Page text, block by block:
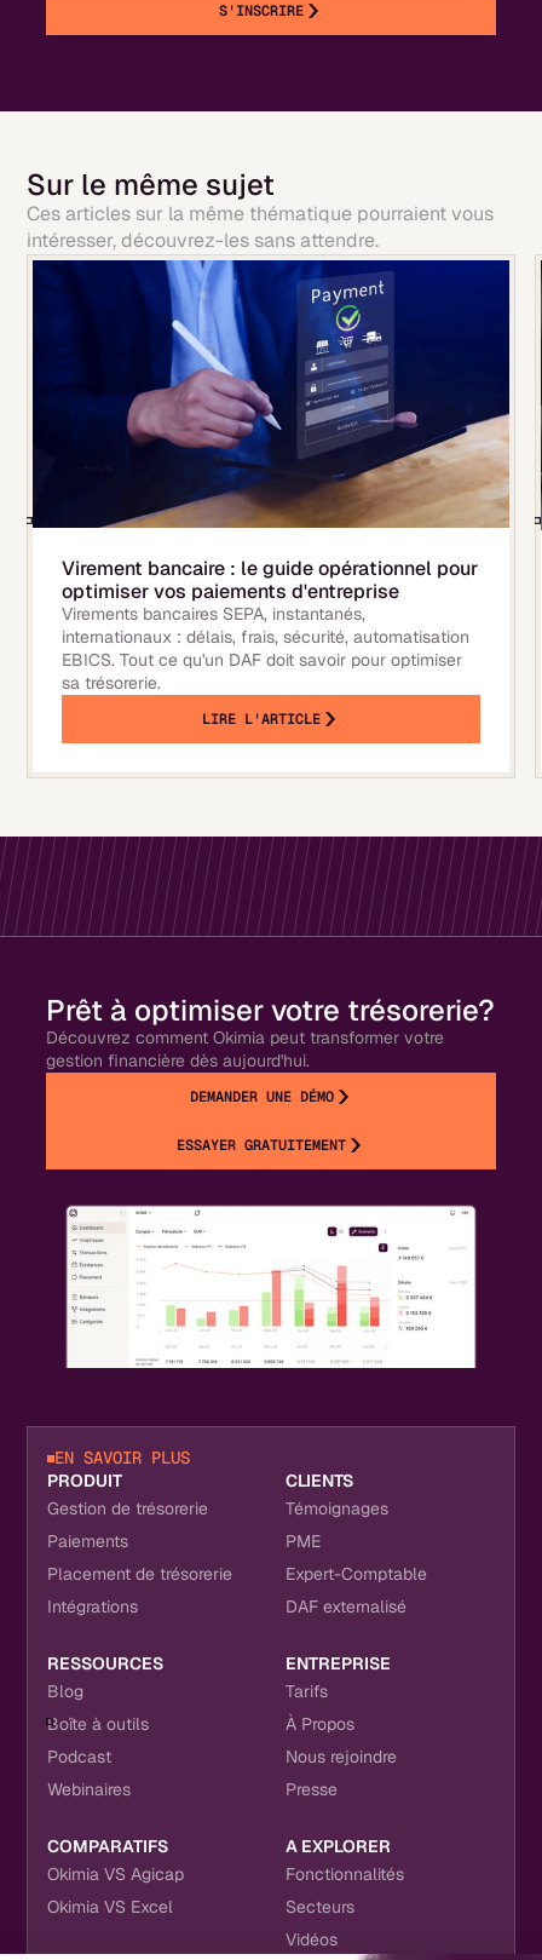
S'INSCRIRE
Sur le même sujet
Ces articles sur la même thématique pourraient vous
intéresser, découvrez-les sans attendre.
Virement bancaire : le guide opérationnel pour
optimiser vos paiements d'entreprise
Virements bancaires SEPA, instantanés,
internationaux : délais, frais, sécurité, automatisation
EBICS. Tout ce qu'un DAF doit savoir pour optimiser
sa trésorerie.
LIRE L'ARTICLE
Prêt à optimiser votre trésorerie?
Découvrez comment Okimia peut transformer votre
gestion financière dès aujourd'hui.
DEMANDER UNE DÉMO
ESSAYER GRATUITEMENT
EN SAVOIR PLUS
PRODUIT
Gestion de trésorerie
Paiements
Placement de trésorerie
Intégrations
CLIENTS
Témoignages
PME
Expert-Comptable
DAF externalisé
RESSOURCES
Blog
Boîte à outils
Podcast
Webinaires
ENTREPRISE
Tarifs
À Propos
Nous rejoindre
Presse
COMPARATIFS
Okimia VS Agicap
Okimia VS Excel
A EXPLORER
Fonctionnalités
Secteurs
Vidéos